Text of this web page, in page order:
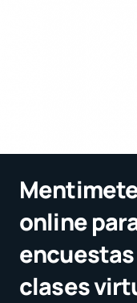
online
clases